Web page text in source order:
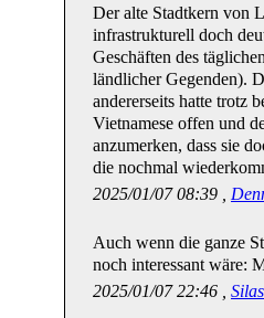
Der alte Stadtkern von
infrastrukturell doch
Geschäften des
ländlicher Gegenden).
andererseits hatte trotz
Vietnamese offen und
anzumerken, dass sie
die nochmal
2025/01/07 08:39 ,
Auch wenn die ganze
noch interessant wäre:
2025/01/07 22:46 ,